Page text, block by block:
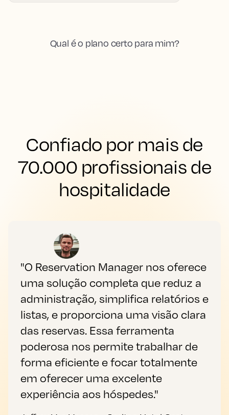
Qual é o plano certo para mim?
Confiado por mais de
70.000 profissionais de
hospitalidade
"O Reservation Manager nos oferece
uma solução completa que reduz a
administração, simplifica relatórios e
listas, e proporciona uma visão clara
das reservas. Essa ferramenta
poderosa nos permite trabalhar de
forma eficiente e focar totalmente
em oferecer uma excelente
experiência aos hóspedes."